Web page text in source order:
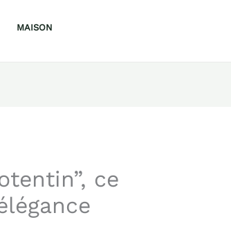
MAISON
ce